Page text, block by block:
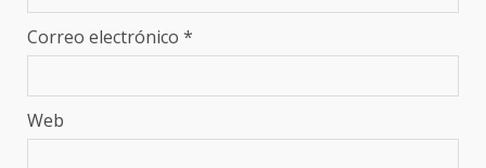
Correo electrónico *
Web